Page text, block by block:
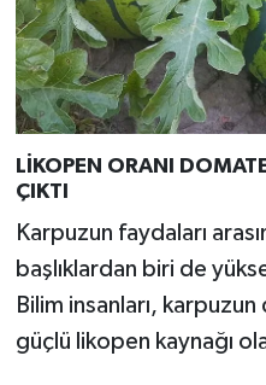
LİKOPEN ORANI
ÇIKTI
Karpuzun faydaları
başlıklardan biri de
Bilim insanları,
güçlü likopen kaynağı
Yemek Tarifleri